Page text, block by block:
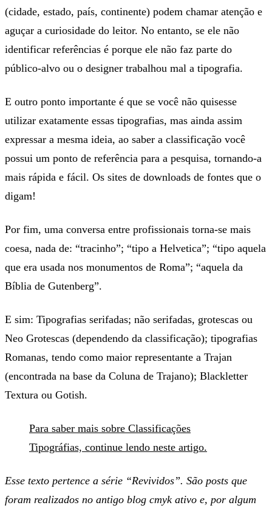
(cidade, estado, país, continente) podem chamar atenção e
aguçar a curiosidade do leitor. No entanto, se ele não
identificar referências é porque ele não faz parte do
público-alvo ou o designer trabalhou mal a tipografia.
E outro ponto importante é que se você não quisesse
utilizar exatamente essas tipografias, mas ainda assim
expressar a mesma ideia, ao saber a classificação você
possui um ponto de referência para a pesquisa, tornando-a
mais rápida e fácil. Os sites de downloads de fontes que o
digam!
Por fim, uma conversa entre profissionais torna-se mais
coesa, nada de: “tracinho”; “tipo a Helvetica”; “tipo aquela
que era usada nos monumentos de Roma”; “aquela da
Bíblia de Gutenberg”.
E sim: Tipografias serifadas; não serifadas, grotescas ou
Neo Grotescas (dependendo da classificação); tipografias
Romanas, tendo como maior representante a Trajan
(encontrada na base da Coluna de Trajano); Blackletter
Textura ou Gotish.
Para saber mais sobre Classificações
Tipográfias, continue lendo neste artigo.
Esse texto pertence a série “Revividos”. São posts que
foram realizados no antigo blog cmyk ativo e, por algum